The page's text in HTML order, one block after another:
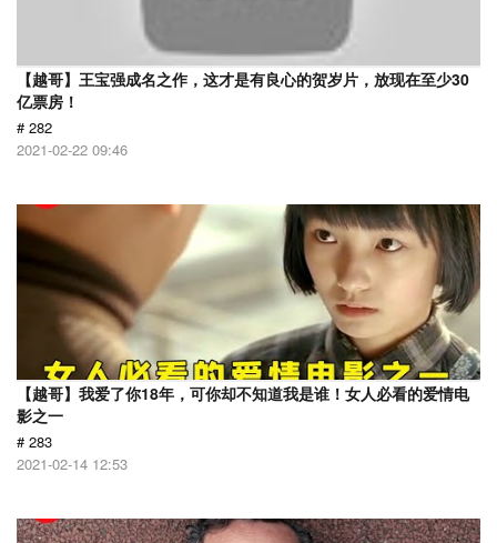
【越哥】王宝强成名之作，这才是有良心的贺岁片，放现在至少30
亿票房！
# 282
2021-02-22 09:46
【越哥】我爱了你18年，可你却不知道我是谁！女人必看的爱情电
影之一
# 283
2021-02-14 12:53